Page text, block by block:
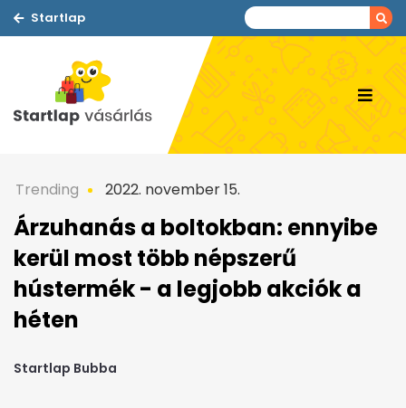
Startlap
Trending 2022. november 15.
Árzuhanás a boltokban: ennyibe
kerül most több népszerű
hústermék - a legjobb akciók a
héten
Startlap Bubba